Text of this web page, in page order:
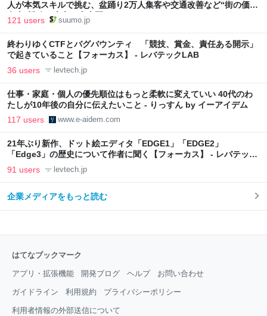
人が本気スキルで挑む、盆踊り2万人集客や交通改善など“街の価値
向上”戦略 東京・中央区
121 users suumo.jp
終わりゆくCTFとバグバウンティ 「競技、賞金、責任ある開示」
で起きていること【フォーカス】 - レバテックLAB
36 users levtech.jp
仕事・家庭・個人の優先順位はもっと柔軟に変えていい 40代のわ
たしが10年後の自分に伝えたいこと - りっすん by イーアイデム
117 users www.e-aidem.com
21年ぶり新作、ドット絵エディタ「EDGE1」「EDGE2」
「Edge3」の歴史について作者に聞く【フォーカス】 - レバテック
LAB
91 users levtech.jp
企業メディアをもっと読む
はてなブックマーク
アプリ・拡張機能 開発ブログ ヘルプ お問い合わせ
ガイドライン 利用規約 プライバシーポリシー
利用者情報の外部送信について